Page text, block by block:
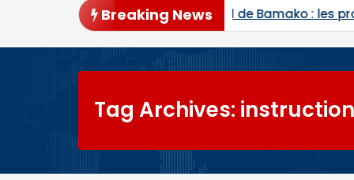
Breaking News
de Bamako : les procès de Ben le Cerveau, du
Tag Archives: